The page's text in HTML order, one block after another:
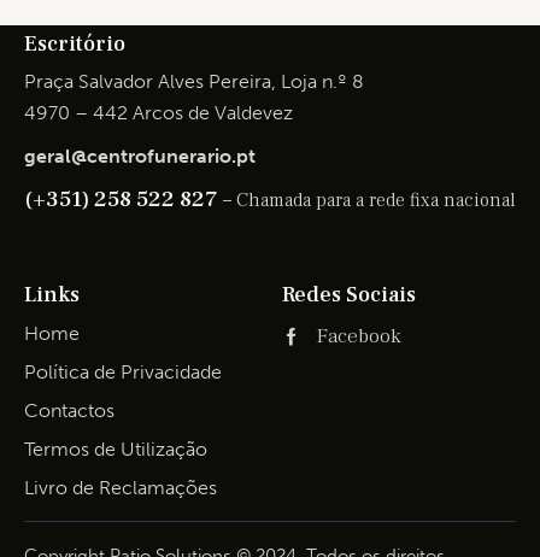
Escritório
Praça Salvador Alves Pereira, Loja n.º 8
4970 – 442 Arcos de Valdevez
geral@centrofunerario.pt
(+351) 258 522 827 – Chamada para a rede fixa nacional
Links
Home
Política de Privacidade
Contactos
Termos de Utilização
Livro de Reclamações
Redes Sociais
Facebook